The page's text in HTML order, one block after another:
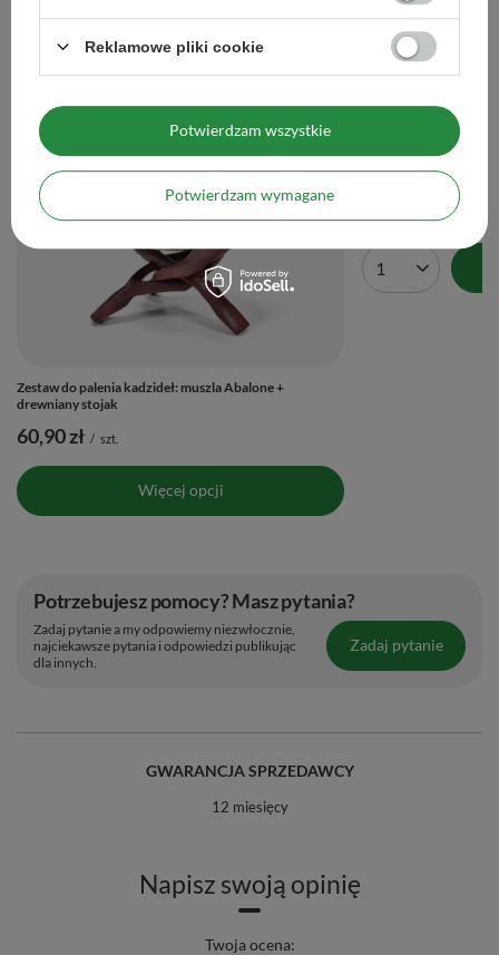
Zestaw do palenia kadzideł: muszla Abalone +
drewniany stojak
60,90 zł / szt.
Więcej opcji
szt.
(264,95 zł / kg)
Ilość produktów
Potrzebujesz pomocy? Masz pytania?
Zadaj pytanie a my odpowiemy niezwłocznie,
najciekawsze pytania i odpowiedzi publikując
dla innych.
Zadaj pytanie
GWARANCJA SPRZEDAWCY
12 miesięcy
Napisz swoją opinię
Twoja ocena:
Reklamowe pliki cookie
Potwierdzam wymagane
Potwierdzam wszystkie